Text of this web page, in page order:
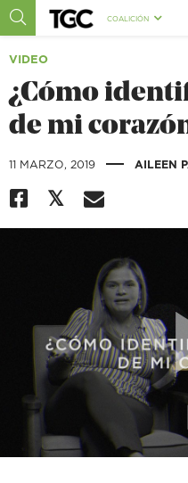
COALICIÓN
VIDEO
¿Cómo
de mi
11 MARZO, 2019 | AILEEN